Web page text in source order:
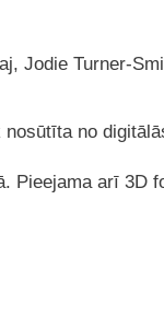
Jodie Turner-
no
Pieejama arī 3D